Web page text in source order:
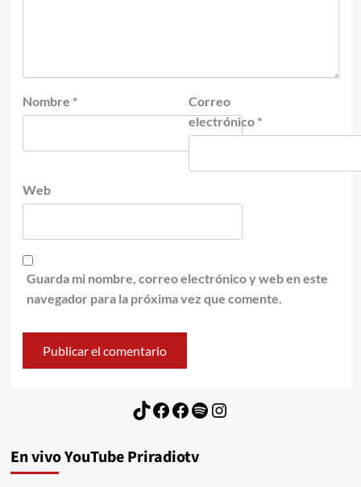
Nombre *
Correo
electrónico *
Web
Guarda mi nombre, correo electrónico y web en este
navegador para la próxima vez que comente.
TikTok
Facebook
Facebook
Spotify
Instagram
En vivo YouTube Priradiotv